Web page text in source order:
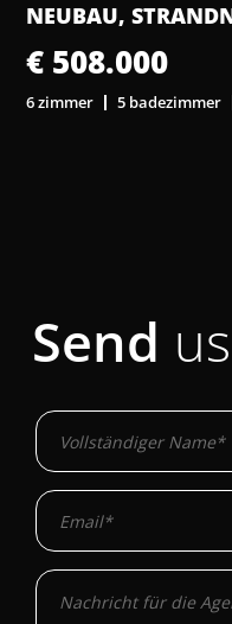
EINEM
€ 180.000
1 zimmer 1 badezimmer
Send